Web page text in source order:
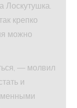
крепко
можно
— молвил
и